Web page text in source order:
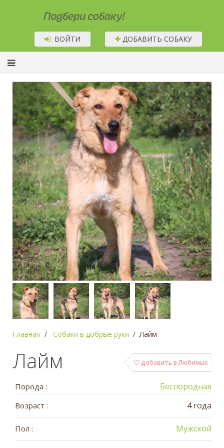
Подбери собаку!
ВОЙТИ ДОБАВИТЬ СОБАКУ
Главная Собаки в добрые руки Лайм
добавить в Любимые
Лайм
Порода : Беспородная
Возраст : 4 года
Пол : Мужской